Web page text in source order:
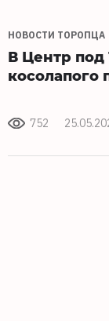
НОВОСТИ ТОРОПЦА
В Центр под
косолапого
752